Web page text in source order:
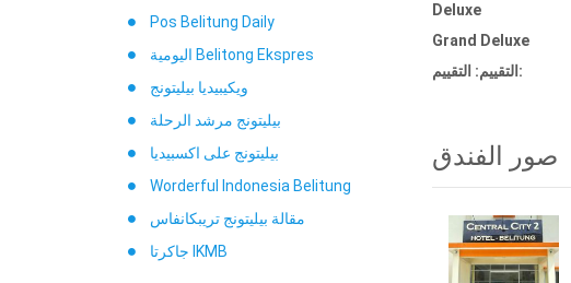
Pos Belitung Daily
اليومية Belitong Ekspres
ويكيبيديا بيليتونج
بيليتونج مرشد الرحلة
بيليتونج على اكسبيديا
Worderful Indonesia Belitung
مقالة بيليتونج تريبكانفاس
جاكرتا IKMB
Deluxe
Grand Deluxe
التقييم: التقييم:
صور الفندق